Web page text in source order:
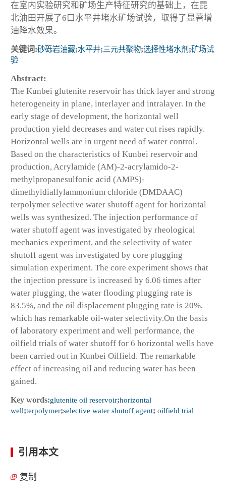
在室内实验研究和矿场生产特征研究的基础上，在昆
北油田开展了6口水平井堵水矿场试验，取得了显著增
油降水效果。
关键词:砂砾岩油藏;水平井;三元共聚物;选择性堵水剂 ;矿场试
验
Abstract:
The Kunbei glutenite reservoir has thick layer and strong
heterogeneity in plane, interlayer and intralayer. In the
early stage of development, the horizontal well
production yield decreases and water cut rises rapidly.
Horizontal wells are in urgent need of water control.
Based on the characteristics of Kunbei reservoir and
production, Acrylamide (AM)-2-acrylamido-2-
methylpropanesulfonic acid (AMPS)-
dimethyldiallylammonium chloride (DMDAAC)
terpolymer selective water shutoff agent for horizontal
wells was synthesized. The injection performance of
water shutoff agent was investigated by rheological
mechanics experiment, and the selectivity of water
shutoff agent was investigated by core plugging
simulation experiment. The core experiment shows that
the injection pressure is increased by 6.06 times after
water plugging, the water flooding plugging rate is
83.5%, and the oil displacement plugging rate is 20%,
which has remarkable oil-water selectivity.On the basis
of laboratory experiment and well performance, the
oilfield trials of water shutoff for 6 horizontal wells have
been carried out in Kunbei Oilfield. The remarkable
effect of increasing oil and reducing water has been
gained.
Key words:glutenite oil reservoir;horizontal
well;terpolymer;selective water shutoff agent; oilfield trial
引用本文
复制